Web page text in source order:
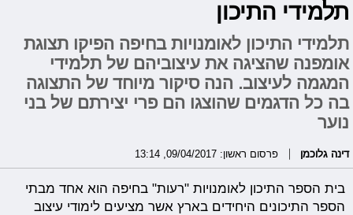
תלמידי התיכון
תלמידי התיכון לאומנויות בחיפה הפיקו תצוגת
אומפנה שהציגה את עיצוביהם של תלמידי
המגמה לעיצוב. הנה סיקור מיוחד של התצוגה
בה כל הדגמים שהוצגו הם פרי יצירתם של בני
נוער
דינה גלוכמן פרסום ראשון: 09/04/2017, 13:14
בית הספר התיכון לאומנויות "רעות" בחיפה הוא אחד מבתי
הספר התיכונים היחידים בארץ אשר מציעים לימודי עיצוב